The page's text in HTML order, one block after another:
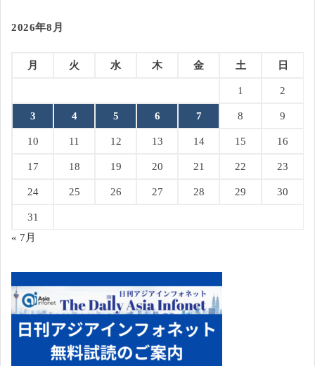
2026年8月
月 火 水 木 金 土 日
1 2
3 4 5 6 7 8 9
10 11 12 13 14 15 16
17 18 19 20 21 22 23
24 25 26 27 28 29 30
31
« 7月